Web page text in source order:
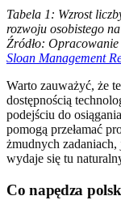
Tabela 1: Wzrost
rozwoju osobistego
Źródło: Opracowanie
Sloan Management
Warto zauważyć, że
dostępnością
podejściu do
pomogą przełamać
żmudnych zadaniach,
wydaje się tu
Co napędza